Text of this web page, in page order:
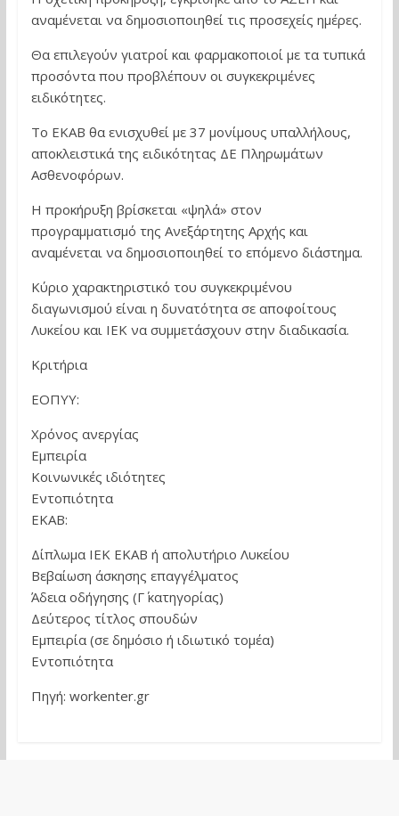
αναμένεται να δημοσιοποιηθεί τις προσεχείς ημέρες.
Θα επιλεγούν γιατροί και φαρμακοποιοί με τα τυπικά
προσόντα που προβλέπουν οι συγκεκριμένες
ειδικότητες.
Το ΕΚΑΒ θα ενισχυθεί με 37 μονίμους υπαλλήλους,
αποκλειστικά της ειδικότητας ΔΕ Πληρωμάτων
Ασθενοφόρων.
Η προκήρυξη βρίσκεται «ψηλά» στον
προγραμματισμό της Ανεξάρτητης Αρχής και
αναμένεται να δημοσιοποιηθεί το επόμενο διάστημα.
Κύριο χαρακτηριστικό του συγκεκριμένου
διαγωνισμού είναι η δυνατότητα σε αποφοίτους
Λυκείου και ΙΕΚ να συμμετάσχουν στην διαδικασία.
Κριτήρια
ΕΟΠΥΥ:
Χρόνος ανεργίας
Εμπειρία
Κοινωνικές ιδιότητες
Εντοπιότητα
ΕΚΑΒ:
Δίπλωμα ΙΕΚ ΕΚΑΒ ή απολυτήριο Λυκείου
Βεβαίωση άσκησης επαγγέλματος
Άδεια οδήγησης (Γ΄ κατηγορίας)
Δεύτερος τίτλος σπουδών
Εμπειρία (σε δημόσιο ή ιδιωτικό τομέα)
Εντοπιότητα
Πηγή: workenter.gr